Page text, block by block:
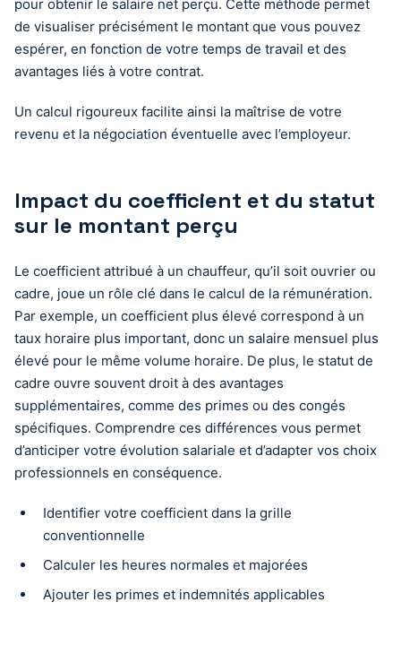
pour obtenir le salaire net perçu. Cette méthode permet
de visualiser précisément le montant que vous pouvez
espérer, en fonction de votre temps de travail et des
avantages liés à votre contrat.
Un calcul rigoureux facilite ainsi la maîtrise de votre
revenu et la négociation éventuelle avec l’employeur.
Impact du coefficient et du statut
sur le montant perçu
Le coefficient attribué à un chauffeur, qu’il soit ouvrier ou
cadre, joue un rôle clé dans le calcul de la rémunération.
Par exemple, un coefficient plus élevé correspond à un
taux horaire plus important, donc un salaire mensuel plus
élevé pour le même volume horaire. De plus, le statut de
cadre ouvre souvent droit à des avantages
supplémentaires, comme des primes ou des congés
spécifiques. Comprendre ces différences vous permet
d’anticiper votre évolution salariale et d’adapter vos choix
professionnels en conséquence.
Identifier votre coefficient dans la grille
conventionnelle
Calculer les heures normales et majorées
Ajouter les primes et indemnités applicables